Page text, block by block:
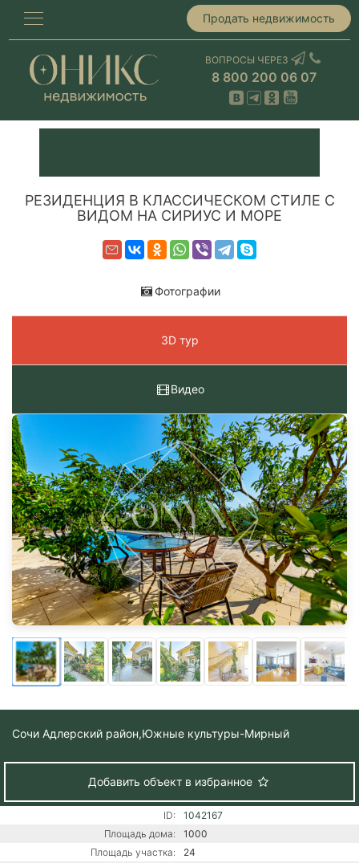
Продать недвижимость
ВОПРОСЫ ЧЕРЕЗ
8 800 200 06 07
РЕЗИДЕНЦИЯ В КЛАССИЧЕСКОМ СТИЛЕ С
ВИДОМ НА СИРИУС И МОРЕ
Фотографии
3D тур
Видео
Сочи Адлерский район,Южные культуры-Мирный
Добавить объект в избранное
ID:
1042167
Площадь дома:
1000
Площадь участка:
24